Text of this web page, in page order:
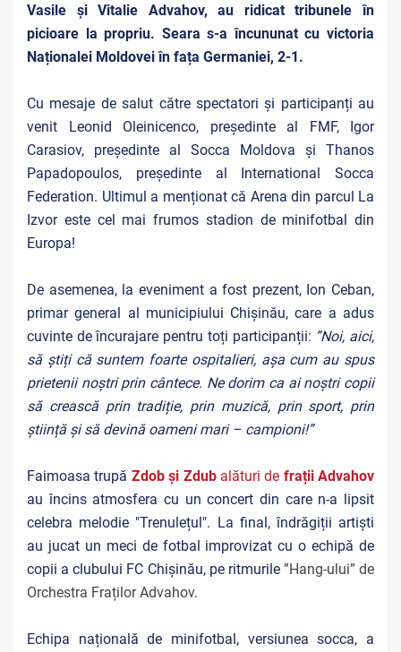
Vasile și Vitalie Advahov, au ridicat tribunele în
picioare la propriu. Seara s-a încununat cu victoria
Naționalei Moldovei în fața Germaniei, 2-1.
Cu mesaje de salut către spectatori și participanți au
venit Leonid Oleinicenco, președinte al FMF, Igor
Carasiov, președinte al Socca Moldova și Thanos
Papadopoulos, președinte al International Socca
Federation. Ultimul a menționat că Arena din parcul La
Izvor este cel mai frumos stadion de minifotbal din
Europa!
De asemenea, la eveniment a fost prezent, Ion Ceban,
primar general al municipiului Chișinău,care a adus
cuvinte de încurajare pentru toți participanții: ”Noi, aici,
să știți că suntem foarte ospitalieri, așa cum au spus
prietenii noștri prin cântece. Ne dorim ca ai noștri copii
să crească prin tradiție, prin muzică, prin sport, prin
știință și să devină oameni mari – campioni!”
Faimoasa trupă Zdob și Zdubalături de frații Advahov
au încins atmosfera cu un concert din care n-a lipsit
celebra melodie "Trenulețul". La final, îndrăgiții artiști
au jucat un meci de fotbal improvizat cu o echipă de
copii a clubului FC Chișinău, pe ritmurile”Hang-ului” de
Orchestra Fraților Advahov.
Echipa națională de minifotbal, versiunea socca, a